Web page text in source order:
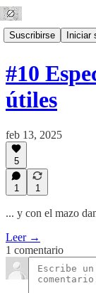
Suscribirse Iniciar
#10
útiles
feb 13, 2025
5
1 1
... y con el mazo
Leer →
1 comentario